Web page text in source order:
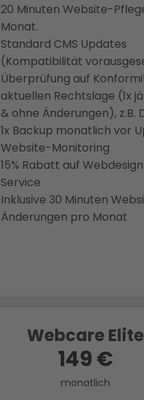
20 Minuten Website-
Monat.
Standard CMS Updates
(Kompatibilität
Überprüfung auf
aktuellen Rechtslage (1x
& ohne Änderungen), z.B.
1x Backup monatlich vor
Website-Monitoring
15% Rabatt auf Webdesign
Service
Inklusive 30 Minuten
Änderungen pro Monat
Webcare Elite
149 €
monatlich